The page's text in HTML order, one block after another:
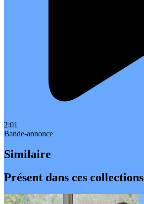
2:01
Bande-annonce
Similaire
Présent dans ces collections